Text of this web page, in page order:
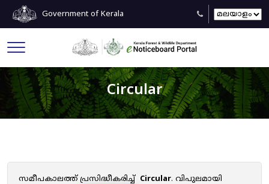
Government of Kerala
Circular
സമീപകാലത്ത് പ്രസിദ്ധീകരിച്ച് Circular. വിപുലമായി